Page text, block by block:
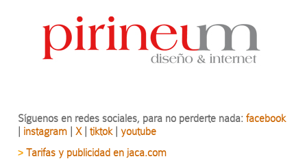
Síguenos en redes sociales, para no perderte nada: facebook
instagram X| tiktok| youtube
> Tarifas y publicidad en jaca.com